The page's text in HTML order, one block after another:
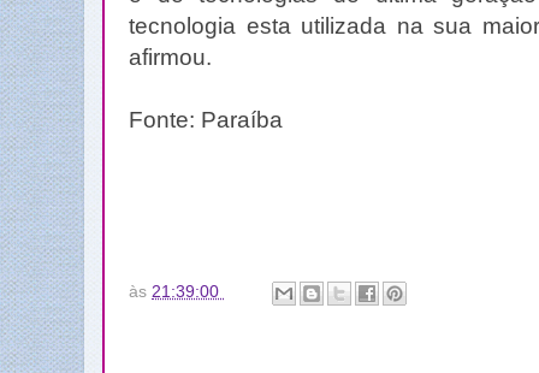
tecnologia esta utilizada na sua
afirmou.
Fonte: Paraíba
às 21:39:00